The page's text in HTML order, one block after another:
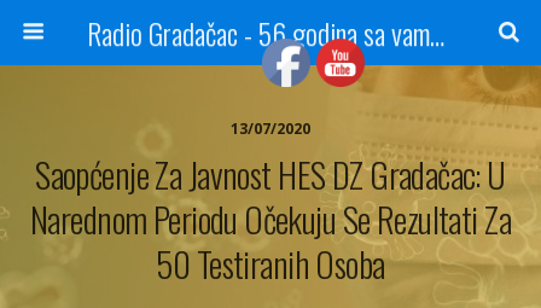
Radio Gradačac - 56 godina sa vama...
13/07/2020
Saopćenje Za Javnost HES DZ Gradačac: U
Narednom Periodu Očekuju Se Rezultati Za
50 Testiranih Osoba